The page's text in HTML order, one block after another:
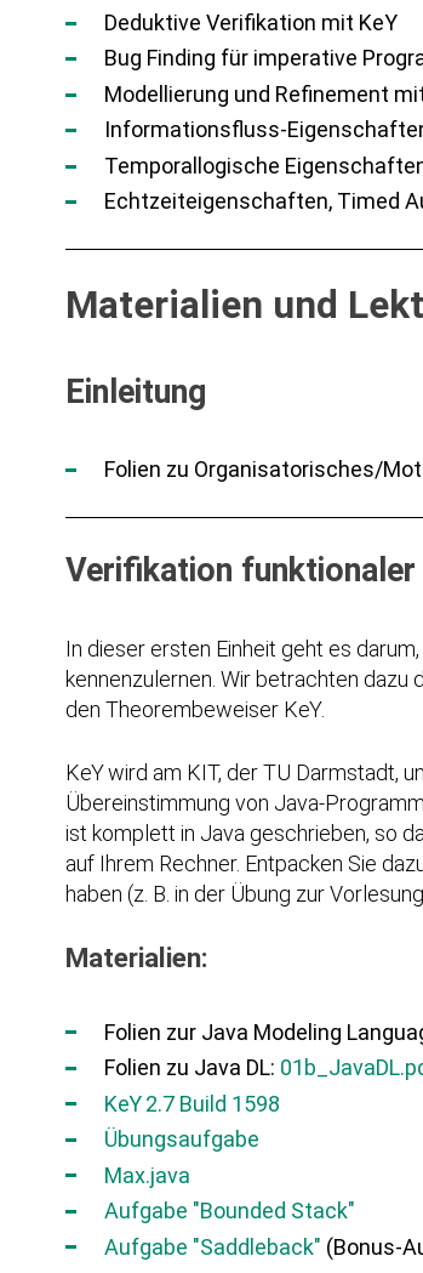
Deduktive Verifikation mit KeY
Bug Finding für imperative
Modellierung und Refinement
Informationsfluss-
Temporallogische
Echtzeiteigenschaften, Timed
Materialien und
Einleitung
Folien zu Organisatorisches/
Verifikation
In dieser ersten Einheit geht es
kennenzulernen. Wir betrachten
den Theorembeweiser KeY.
KeYwird am KIT, der TU Darmstadt,
Übereinstimmung von Java-
ist komplett in Java geschrieben, so
auf Ihrem Rechner. Entpacken Sie
haben (z. B. in der Übung zur
Materialien:
Folien zur Java Modeling
Folien zu Java DL:
KeY2.7 Build 1598
Übungsaufgabe
Max.java
Aufgabe "Bounded Stack"
Aufgabe "Saddleback" (Bonus-